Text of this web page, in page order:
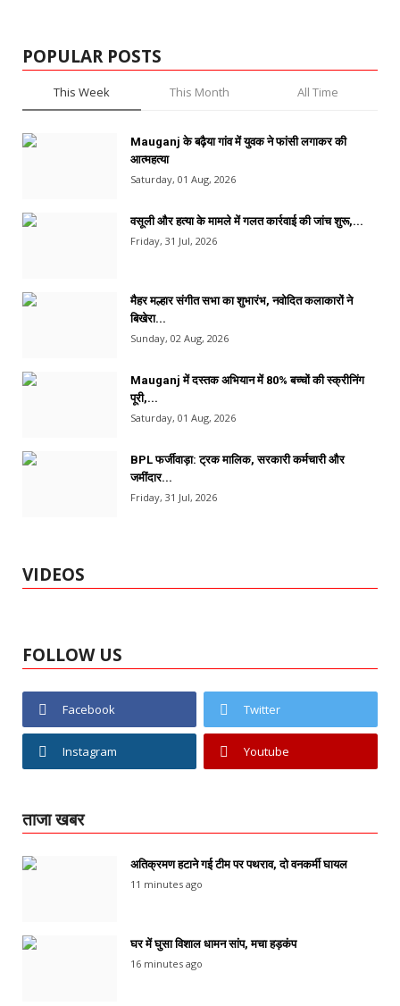
POPULAR POSTS
This Week This Month All Time
Mauganj के बढ़ैया गांव में युवक ने फांसी लगाकर की
आत्महत्या
Saturday, 01 Aug, 2026
वसूली और हत्या के मामले में गलत कार्रवाई की जांच शुरू,...
Friday, 31 Jul, 2026
मैहर मल्हार संगीत सभा का शुभारंभ, नवोदित कलाकारों ने
बिखेरा...
Sunday, 02 Aug, 2026
Mauganj में दस्तक अभियान में 80% बच्चों की स्क्रीनिंग
पूरी,...
Saturday, 01 Aug, 2026
BPL फर्जीवाड़ा: ट्रक मालिक, सरकारी कर्मचारी और
जमींदार...
Friday, 31 Jul, 2026
VIDEOS
FOLLOW US
Facebook Twitter
Instagram Youtube
ताजा खबर
अतिक्रमण हटाने गई टीम पर पथराव, दो वनकर्मी घायल
11 minutes ago
घर में घुसा विशाल धामन सांप, मचा हड़कंप
16 minutes ago